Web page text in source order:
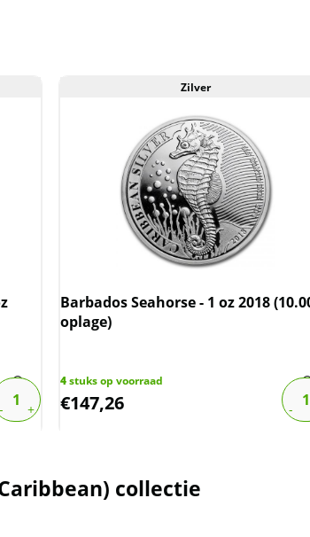
Zilver
Barbados Seahorse - 1 oz 2018
oplage)
4stuks op voorraad
€147,26
collectie